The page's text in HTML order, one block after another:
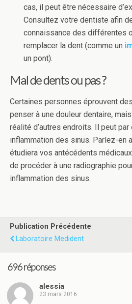
cas, il peut être nécessaire
Consultez votre dentiste afin
connaissance des différentes
remplacer la dent (comme un
un pont).
Mal de dents ou pas ?
Certaines personnes éprouvent
penser à une douleur dentaire,
réalité d’autres endroits. Il peut par
inflammation des sinus. Parlez-en
étudiera vos antécédents
de procéder à une radiographie
inflammation des sinus.
Publication Précédente
Laboratoire Medident
696 réponses
alessia
23 mars 2016